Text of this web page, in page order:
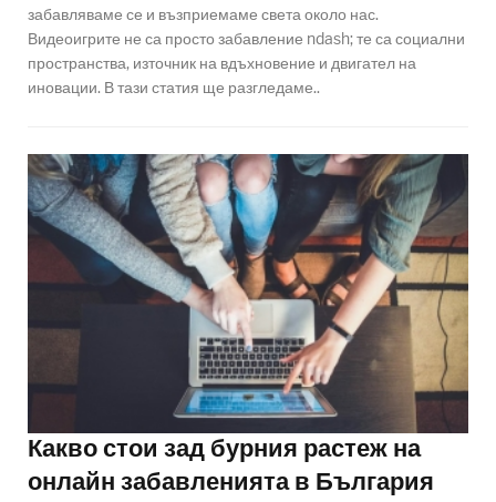
забавляваме се и възприемаме света около нас.
Видеоигрите не са просто забавление ndash; те са социални
пространства, източник на вдъхновение и двигател на
иновации. В тази статия ще разгледаме..
Какво стои зад бурния растеж на
онлайн забавленията в България